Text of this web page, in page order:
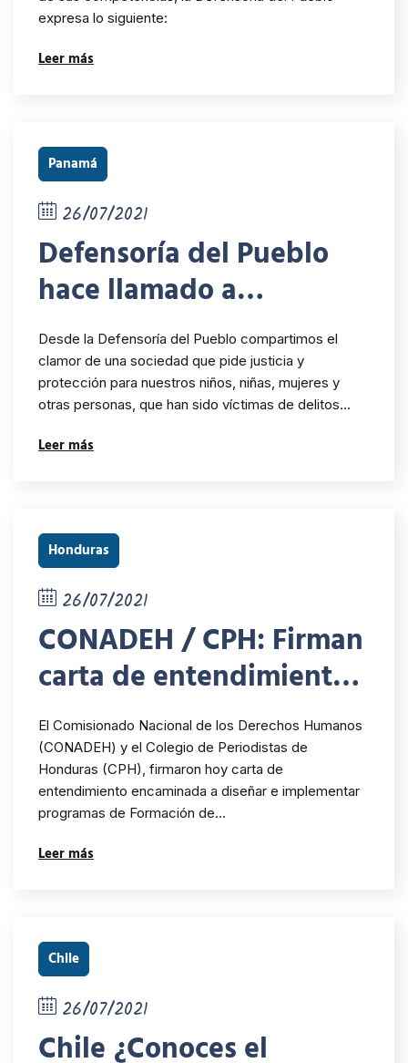
obligación
constitucional ineludible
expresa lo siguiente:
Leer más
Panamá
26/07/2021
Defensoría del Pueblo
hace llamado a
establecer un plan de
prevención y de
protección a víctimas de
delitos sexuales
Desde la Defensoría del Pueblo compartimos el
clamor de una sociedad que pide justicia y
protección para nuestros niños, niñas, mujeres y
otras personas, que han sido víctimas de delitos…
Leer más
Honduras
26/07/2021
CONADEH / CPH: Firman
carta de entendimiento
para el fortalecimiento
de conocimientos de los
periodistas y
comunicadores sociales
en materia de Derechos
socialización de
campañas sobre el
mandato constitucional
del CONADEH
El Comisionado Nacional de los Derechos Humanos
(CONADEH) y el Colegio de Periodistas de
Honduras (CPH), firmaron hoy carta de
entendimiento encaminada a diseñar e implementar
programas de Formación de…
Leer más
Chile
26/07/2021
Chile ¿Conoces el